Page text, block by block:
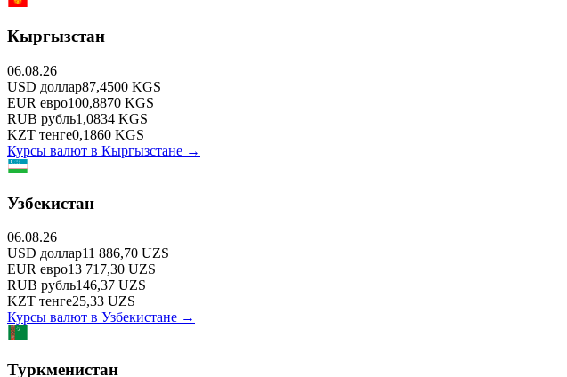
Кыргызстан
06.08.26
USD доллар87,4500 KGS
EUR евро100,8870 KGS
RUB рубль1,0834 KGS
KZT тенге0,1860 KGS
Курсы валют в Кыргызстане →
Узбекистан
06.08.26
USD доллар11 886,70 UZS
EUR евро13 717,30 UZS
RUB рубль146,37 UZS
KZT тенге25,33 UZS
Курсы валют в Узбекистане →
Туркменистан